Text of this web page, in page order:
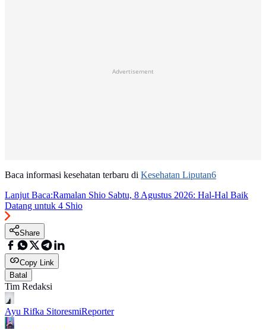
Advertisement
Baca informasi kesehatan terbaru di Kesehatan Liputan6
Lanjut Baca:Ramalan Shio Sabtu, 8 Agustus 2026: Hal-Hal Baik
Datang untuk 4 Shio
Share
Copy Link
Batal
Tim Redaksi
Ayu Rifka SitoresmiReporter